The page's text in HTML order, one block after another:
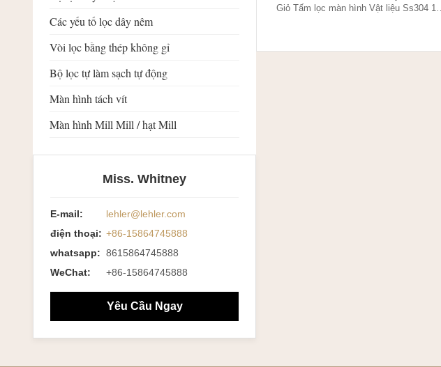
Các yếu tố lọc dây nêm
Vòi lọc bằng thép không gỉ
Bộ lọc tự làm sạch tự động
Màn hình tách vít
Màn hình Mill Mill / hạt Mill
Miss. Whitney
E-mail:
lehler@lehler.com
điện thoại: +86-15864745888
whatsapp: 8615864745888
WeChat:
+86-15864745888
Yêu Cầu Ngay
Giỏ Tấm lọc màn hình Vật liệu Ss304 1.